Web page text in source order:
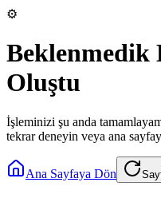
⚙️
Oluştu
İşleminizi şu anda
tekrar deneyin veya ana
Ana Sayfaya Dön